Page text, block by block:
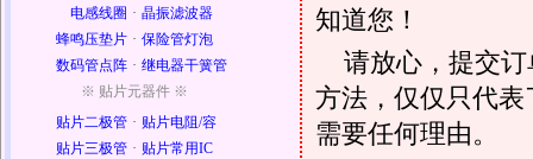
电感线圈 · 晶振滤波器
蜂鸣压垫片 · 保险管灯泡
数码管点阵 · 继电器干簧管
※ 贴片元器件 ※
贴片二极管 · 贴片电阻/容
贴片三极管 · 贴片常用IC
知道您！
请放心，提交
方法，仅仅只代
需要任何理由。